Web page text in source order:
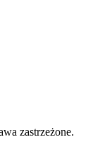
zastrzeżone.